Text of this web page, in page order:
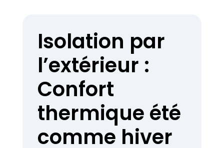
Isolation par
l’extérieur :
Confort
thermique été
comme hiver